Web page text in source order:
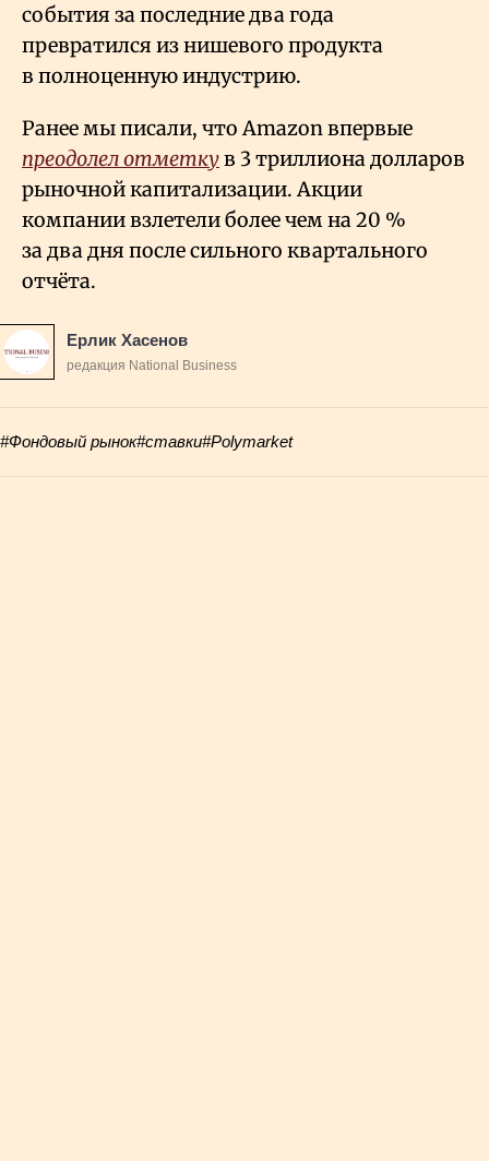
события за последние два года
превратился из нишевого продукта
в полноценную индустрию.
Ранее мы писали, что Amazon впервые
преодолел отметкув 3 триллиона долларов
рыночной капитализации. Акции
компании взлетели более чем на 20 %
за два дня после сильного квартального
отчёта.
Ерлик Хасенов
редакция National Business
#Фондовый рынок#ставки#Polymarket